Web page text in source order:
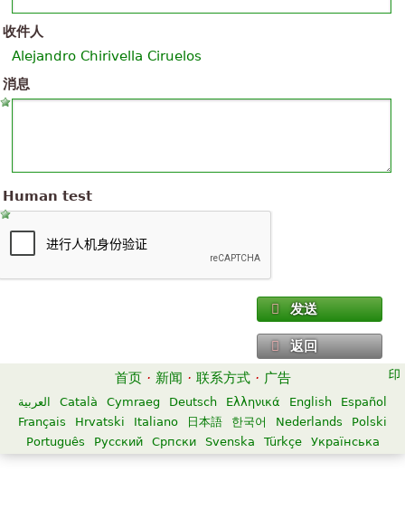
收件人
Alejandro Chirivella Ciruelos
消息
Human test
发送
返回
首页 · 新闻 · 联系方式 · 广告
العربية Català Cymraeg Deutsch Ελληνικά English
Español
Français
Hrvatski Italiano 日本語 한국어 Nederlands
Polski
Português
Русский Српски Svenska Türkçe Українська